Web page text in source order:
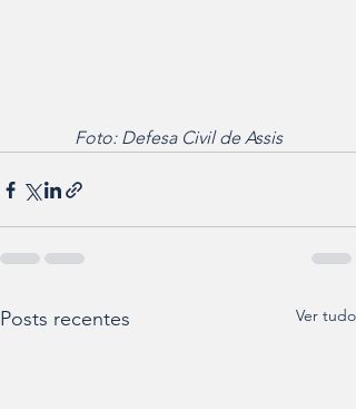
Foto: Defesa Civil de Assis
Posts recentes Ver tudo